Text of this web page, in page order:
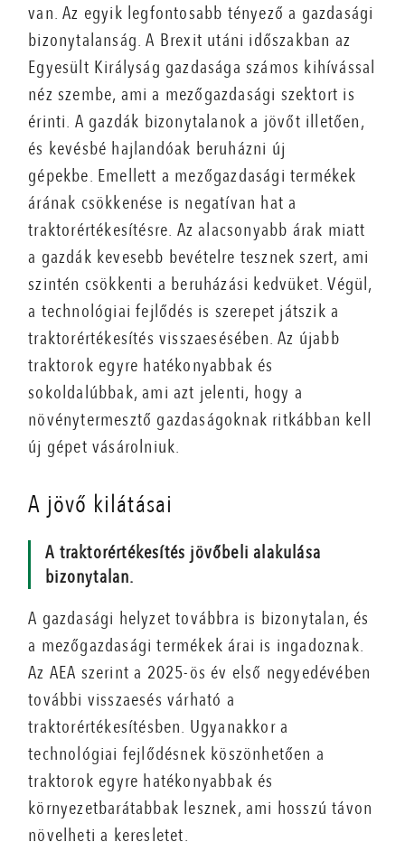
van. Az egyik legfontosabb tényező a gazdasági
bizonytalanság. A Brexit utáni időszakban az
Egyesült Királyság gazdasága számos kihívással
néz szembe, ami a mezőgazdasági szektort is
érinti. A gazdák bizonytalanok a jövőt illetően,
és kevésbé hajlandóak beruházni új
gépekbe. Emellett a mezőgazdasági termékek
árának csökkenése is negatívan hat a
traktorértékesítésre. Az alacsonyabb árak miatt
a gazdák kevesebb bevételre tesznek szert, ami
szintén csökkenti a beruházási kedvüket. Végül,
a technológiai fejlődés is szerepet játszik a
traktorértékesítés visszaesésében. Az újabb
traktorok egyre hatékonyabbak és
sokoldalúbbak, ami azt jelenti, hogy a
növénytermesztő gazdaságoknak ritkábban kell
új gépet vásárolniuk.
A jövő kilátásai
A traktorértékesítés jövőbeli alakulása
bizonytalan.
A gazdasági helyzet továbbra is bizonytalan, és
a mezőgazdasági termékek árai is ingadoznak.
Az AEA szerint a 2025-ös év első negyedévében
további visszaesés várható a
traktorértékesítésben. Ugyanakkor a
technológiai fejlődésnek köszönhetően a
traktorok egyre hatékonyabbak és
környezetbarátabbak lesznek, ami hosszú távon
növelheti a keresletet.